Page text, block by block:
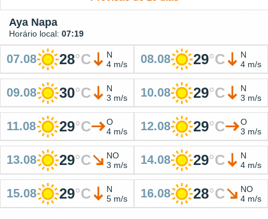
Aya Napa
Horário local: 07:19
07.08 28°C
N
4 m/s
08.08 29°C
N
4 m/s
09.08 30°C
N
3 m/s
10.08 29°C
N
3 m/s
11.08 29°C
O
4 m/s
12.08 29°C
O
3 m/s
13.08 29°C
NO
3 m/s
14.08 29°C
N
4 m/s
15.08 29°C
N
5 m/s
16.08 28°C
NO
4 m/s